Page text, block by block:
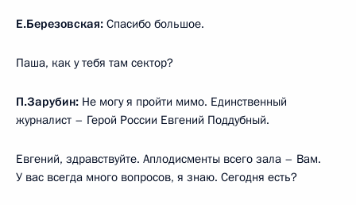
Е.Березовская: Спасибо большое.
Паша, как у тебя там сектор?
П.Зарубин: Не могу я пройти мимо. Единственный
журналист – Герой России Евгений Поддубный.
Евгений, здравствуйте. Аплодисменты всего зала – Вам.
У вас всегда много вопросов, я знаю. Сегодня есть?